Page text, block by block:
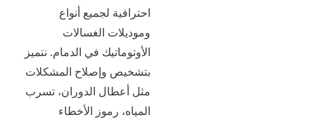
احترافية لجميع أنواع
وموديلات الغسالات
الأوتوماتيك في الدمام. نتميز
بتشخيص وإصلاح المشكلات
مثل أعطال الدوران، تسرب
المياه، رموز الأخطاء